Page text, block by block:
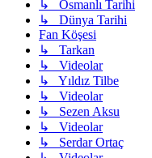
↳ Osmanlı Tarihi
↳ Dünya Tarihi
Fan Köşesi
↳ Tarkan
↳ Videolar
↳ Yıldız Tilbe
↳ Videolar
↳ Sezen Aksu
↳ Videolar
↳ Serdar Ortaç